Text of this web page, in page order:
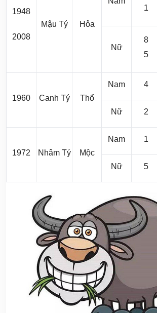
1948
2008
Mậu Tý Hỏa
1
Nữ
8
5
1960 Canh Tý Thổ
Nam 4
Nữ 2
1972 Nhâm Tý Mộc
Nam 1
Nữ 5